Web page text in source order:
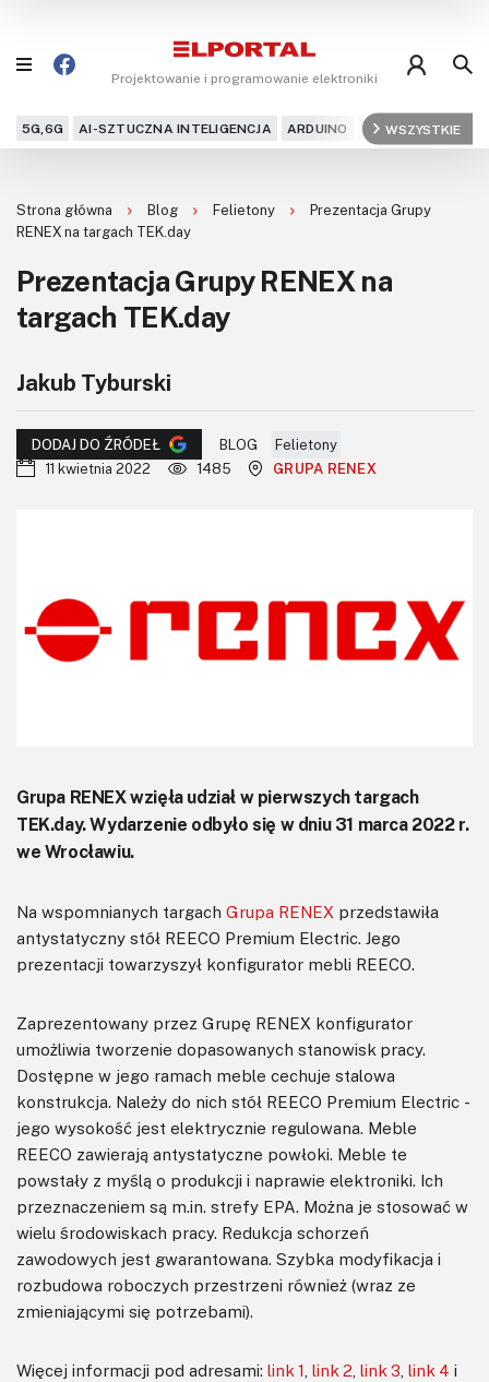
Projektowanie i programowanie elektroniki
5G,6G AI-SZTUCZNA INTELIGENCJA ARDUINO ARM AUDIO
WSZYSTKIE
Projekty
Kursy
DIY+
Czytelnia
Dla Ciebie
Newsletter
Strona główna Blog Felietony
Prezentacja Grupy
RENEX na targach TEK.day
Prezentacja Grupy RENEX na
targach TEK.day
Jakub Tyburski
DODAJ DO ŹRÓDEŁ BLOG
Felietony
11 kwietnia 2022
1485 GRUPA RENEX
Grupa RENEX wzięła udział w pierwszych targach
TEK.day. Wydarzenie odbyło się w dniu 31 marca 2022 r.
we Wrocławiu.
Na wspomnianych targach Grupa RENEX przedstawiła
antystatyczny stół REECO Premium Electric. Jego
prezentacji towarzyszył konfigurator mebli REECO.
Zaprezentowany przez Grupę RENEX konfigurator
umożliwia tworzenie dopasowanych stanowisk pracy.
Dostępne w jego ramach meble cechuje stalowa
konstrukcja. Należy do nich stół REECO Premium Electric -
jego wysokość jest elektrycznie regulowana. Meble
REECO zawierają antystatyczne powłoki. Meble te
powstały z myślą o produkcji i naprawie elektroniki. Ich
przeznaczeniem są m.in. strefy EPA. Można je stosować w
wielu środowiskach pracy. Redukcja schorzeń
zawodowych jest gwarantowana. Szybka modyfikacja i
rozbudowa roboczych przestrzeni również (wraz ze
zmieniającymi się potrzebami).
Więcej informacji pod adresami: link 1 link 2 link 3 link 4 i